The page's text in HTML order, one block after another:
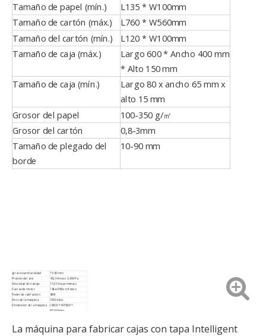
Tamaño de papel (mín.) L135 * W100mm
Tamaño de cartón (máx.) L760 * W560mm
Tamaño del cartón (mín.) L120 * W100mm
Tamaño de caja (máx.)
Largo 600 * Ancho 400 mm
* Alto 150 mm
Tamaño de caja (mín.)
Largo 80 x ancho 65 mm x
alto 15 mm
Grosor del papel
100-350 g/㎡
Grosor del cartón
0,8-3mm
Tamaño de plegado del
borde
10-90 mm
girar en profundidad 15-80 mm
Presión del aire
40L/minuto 0,8 MPa
Velocidad de trabajo
15-25 hojas/minuto
Fuerza de motor
18kw/380v trifásico
Poder de calefacción
8kW
Peso de la máquina 5500 kilos
Dimensión de la máquina
L6600 * W3800 *
H3000mm
La máquina para fabricar cajas con tapa Intelligent